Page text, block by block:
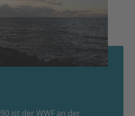
ist der WWF an der